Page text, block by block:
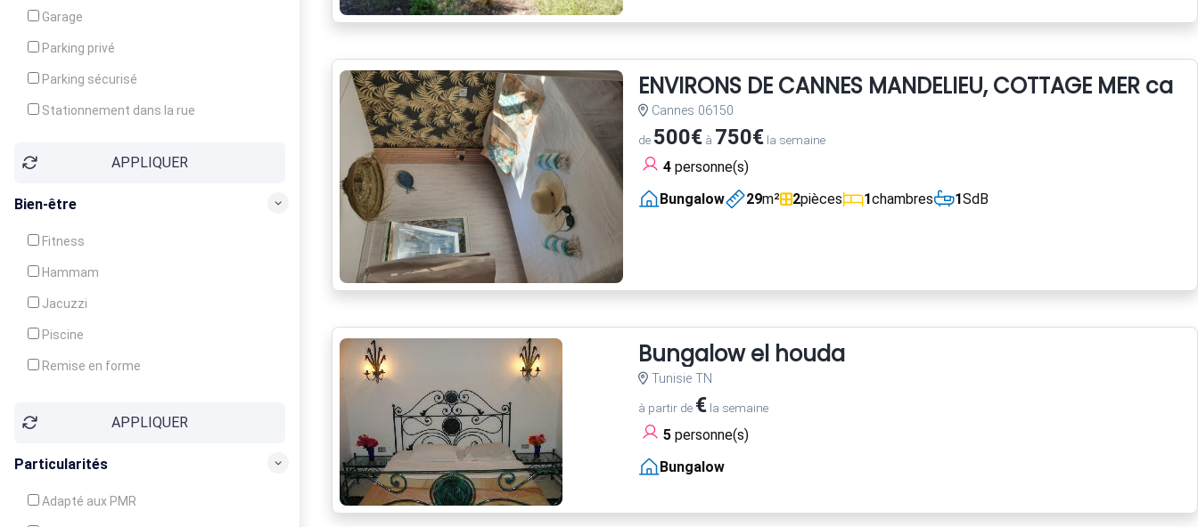
Garage
Parking privé
Parking sécurisé
Stationnement dans la rue
APPLIQUER
Bien-être
Fitness
Hammam
Jacuzzi
Piscine
Remise en forme
Soins du corpsAPPLIQUER
Particularités
Adapté aux PMR
ENVIRONS DE CANNES MANDELIEU, COTTAGE MER
Cannes 06150
de 500€à 750€la semaine
4personne(s)
Bungalow
29m² 2pièces 1chambres 1SdB
Bungalow el houda
Tunisie TN
à partir de €la semaine
5personne(s)
Bungalow